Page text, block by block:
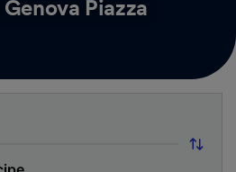
Piazza